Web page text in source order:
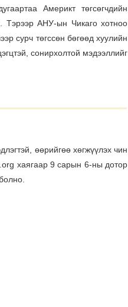
Америкт төгсөгчдийн
Тэрээр АНУ-ын Чикаго хотноо
сурч төгссөн бөгөөд хуулийн
сонирхолтой мэдээллийг
өөрийгөө хөгжүүлэх чин
хаягаар 9 сарын 6-ны дотор